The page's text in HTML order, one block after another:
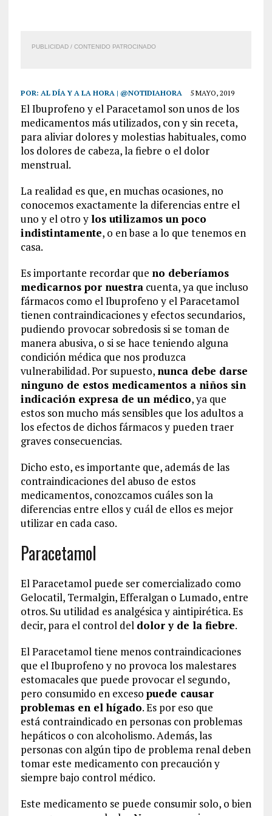
PUBLICIDAD / CONTENIDO PATROCINADO
POR: AL DÍA Y A LA HORA | @NOTIDIAHORA 5 MAYO, 2019
El Ibuprofeno y el Paracetamol son unos de los
medicamentos más utilizados, con y sin receta,
para aliviar dolores y molestias habituales, como
los dolores de cabeza, la fiebre o el dolor
menstrual.
La realidad es que, en muchas ocasiones, no
conocemos exactamente la diferencias entre el
uno y el otro ylos utilizamos un poco
indistintamente, o en base a lo que tenemos en
casa.
Es importante recordar que no deberíamos
medicarnos por nuestracuenta, ya que incluso
fármacos como el Ibuprofeno y el Paracetamol
tienen contraindicaciones y efectos secundarios,
pudiendo provocar sobredosis si se toman de
manera abusiva, o si se hace teniendo alguna
condición médica que nos produzca
vulnerabilidad. Por supuesto, nunca debe darse
ninguno de estos medicamentos a niños sin
indicación expresa de un médico, ya que
estos son mucho más sensibles que los adultos a
los efectos de dichos fármacos y pueden traer
graves consecuencias.
Dicho esto, es importante que, además de las
contraindicaciones del abuso de estos
medicamentos, conozcamos cuáles son la
diferencias entre ellos y cuál de ellos es mejor
utilizar en cada caso.
Paracetamol
El Paracetamol puede ser comercializado como
Gelocatil, Termalgin, Efferalgan o Lumado, entre
otros. Su utilidad es analgésica y aintipirética. Es
decir, para el control del dolor y de la fiebre.
El Paracetamol tiene menos contraindicaciones
que el Ibuprofeno y no provoca los malestares
estomacales que puede provocar el segundo,
pero consumido en exceso puede causar
problemas en el hígado. Es por eso que
está contraindicado en personas con problemas
hepáticos o con alcoholismo. Además, las
personas con algún tipo de problema renal deben
tomar este medicamento con precaución y
siempre bajo control médico.
Este medicamento se puede consumir solo, o bien